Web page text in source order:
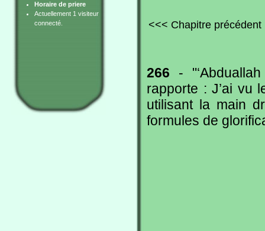
Horaire de priere
Actuellement 1 visiteur
connecté.
<<< Chapitre précédent
266 -
rapporte : J’ai vu
utilisant la main
formules de